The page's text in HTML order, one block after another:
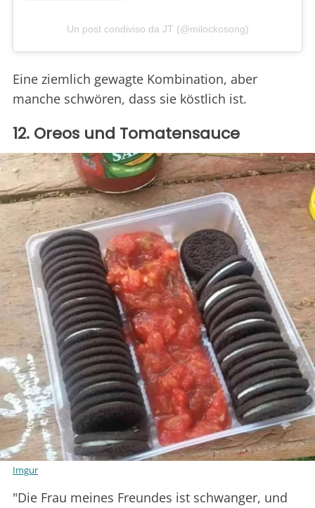
Un post condiviso da JT (@milockosong)
Eine ziemlich gewagte Kombination, aber
manche schwören, dass sie köstlich ist.
12. Oreos und Tomatensauce
Imgur
"Die Frau meines Freundes ist schwanger, und